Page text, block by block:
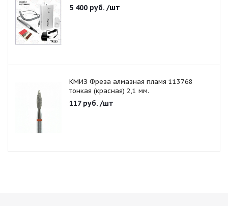
5 400 руб. /шт
КМИЗ Фреза алмазная пламя 113768
тонкая (красная) 2,1 мм.
117руб. /шт